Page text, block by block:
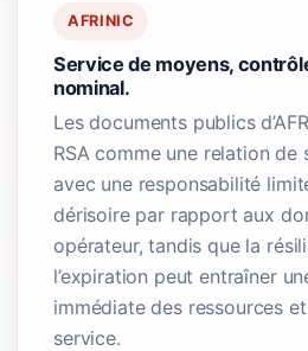
AFRINIC
Service de moyens,
nominal.
Les documents publics
RSA comme une relation de
avec une responsabilité
dérisoire par rapport aux
opérateur, tandis que la
l’expiration peut entraîner
immédiate des ressources
service.